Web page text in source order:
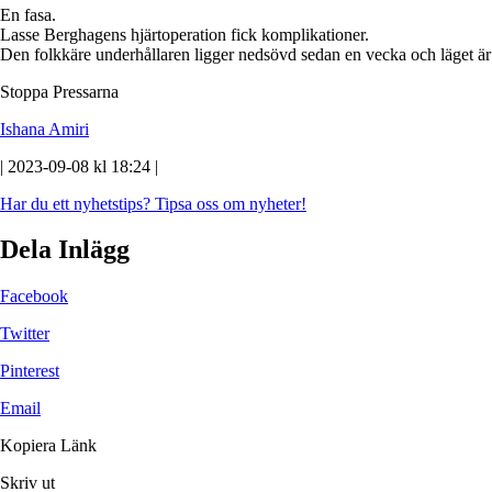
En fasa.
Lasse Berghagens hjärtoperation fick komplikationer.
Den folkkäre underhållaren ligger nedsövd sedan en vecka och läget
Stoppa Pressarna
Ishana Amiri
| 2023-09-08 kl 18:24 |
Har du ett nyhetstips? Tipsa oss om nyheter!
Dela Inlägg
Facebook
Twitter
Pinterest
Email
Kopiera Länk
Skriv ut